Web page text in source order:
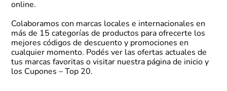
online.
Colaboramos con marcas locales e internacionales en
más de 15 categorías de productos para ofrecerte los
mejores códigos de descuento y promociones en
cualquier momento. Podés ver las ofertas actuales de
tus marcas favoritas o visitar nuestra página de inicio y
los Cupones – Top 20.